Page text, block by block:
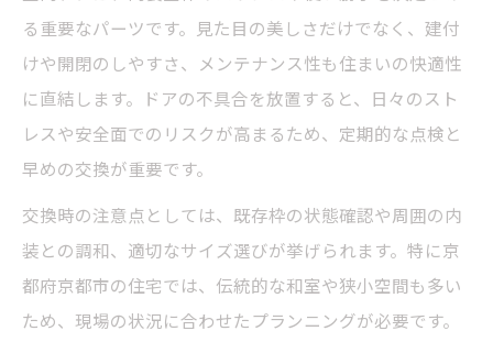
る重要なパーツです。見た目の美しさだけでなく、建付
けや開閉のしやすさ、メンテナンス性も住まいの快適性
に直結します。ドアの不具合を放置すると、日々のスト
レスや安全面でのリスクが高まるため、定期的な点検と
早めの交換が重要です。
交換時の注意点としては、既存枠の状態確認や周囲の内
装との調和、適切なサイズ選びが挙げられます。特に京
都府京都市の住宅では、伝統的な和室や狭小空間も多い
ため、現場の状況に合わせたプランニングが必要です。